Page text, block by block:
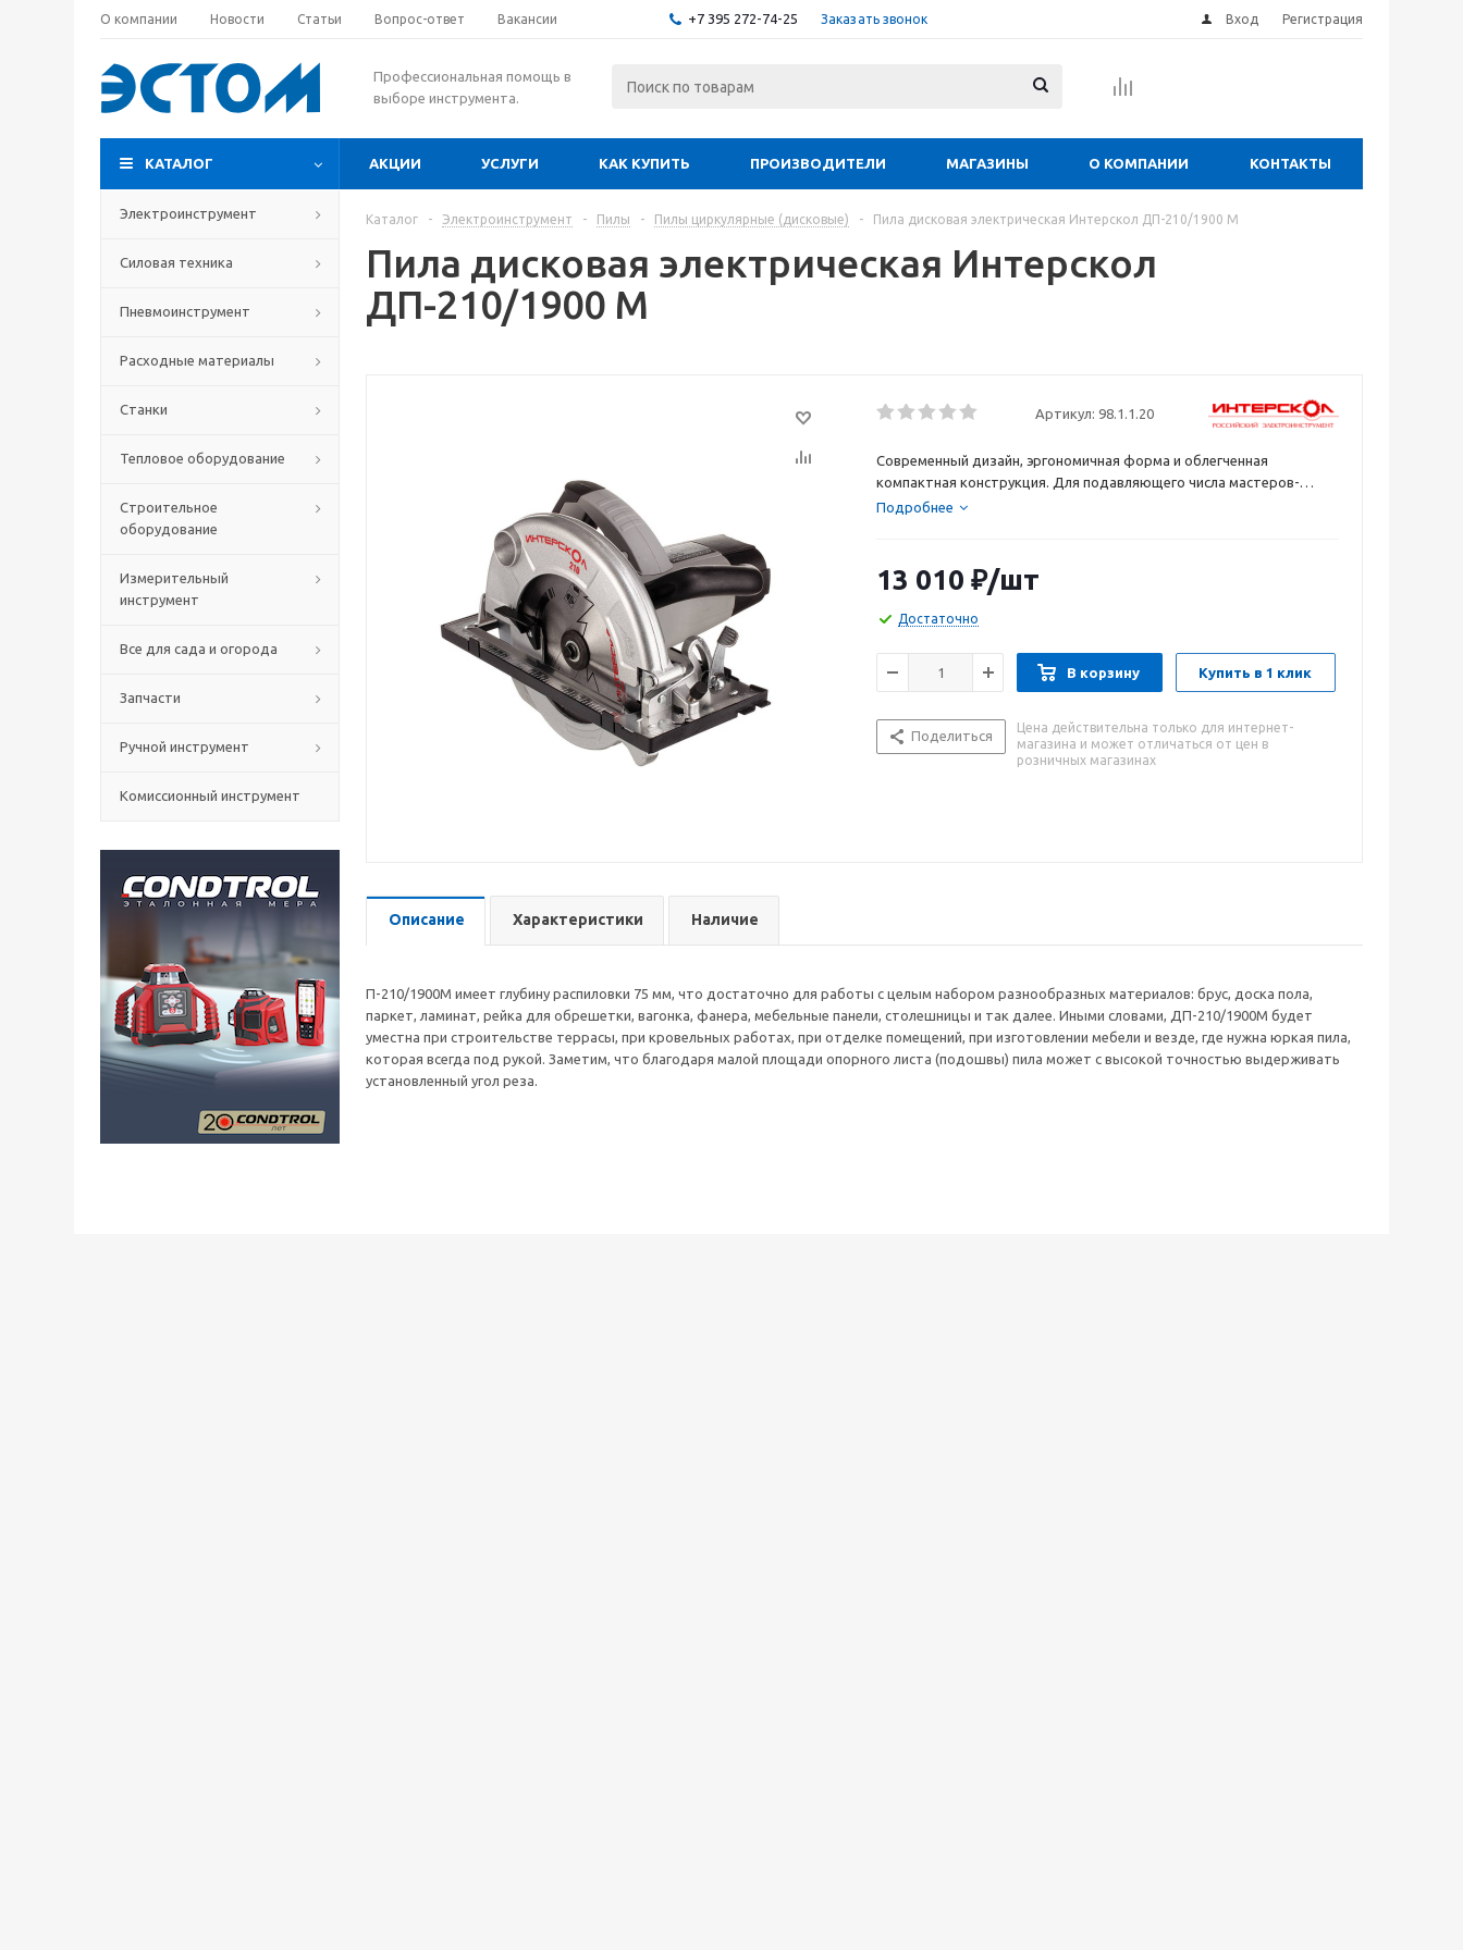
О компании Новости Статьи Вопрос-ответ Вакансии +7 395 272-74-25 Заказать звонок Вход Регистрация
Профессиональная помощь в
выборе инструмента.
КАТАЛОГ АКЦИИ УСЛУГИ КАК КУПИТЬ ПРОИЗВОДИТЕЛИ МАГАЗИНЫ О КОМПАНИИ КОНТАКТЫ
Электроинструмент
Силовая техника
Пневмоинструмент
Расходные материалы
Станки
Тепловое оборудование
Строительное
оборудование
Измерительный
инструмент
Все для сада и огорода
Запчасти
Ручной инструмент
Комиссионный инструмент
Каталог - Электроинструмент - Пилы - Пилы циркулярные (дисковые) - Пила дисковая электрическая Интерскол ДП-210/1900 М
Пила дисковая электрическая Интерскол
ДП-210/1900 М
Артикул: 98.1.1.20
Современный дизайн, эргономичная форма и облегченная
компактная конструкция. Для подавляющего числа мастеров-
любителей пила ДП-210/1900M может стать оптимальным
Подробнее
13 010 ₽/шт
Достаточно
В корзину Купить в 1 клик
Поделиться
Цена действительна только для интернет-
магазина и может отличаться от цен в
розничных магазинах
Описание Характеристики Наличие
П-210/1900M имеет глубину распиловки 75 мм, что достаточно для работы с целым набором разнообразных материалов: брус, доска пола,
паркет, ламинат, рейка для обрешетки, вагонка, фанера, мебельные панели, столешницы и так далее. Иными словами, ДП-210/1900M будет
уместна при строительстве террасы, при кровельных работах, при отделке помещений, при изготовлении мебели и везде, где нужна юркая пила,
которая всегда под рукой. Заметим, что благодаря малой площади опорного листа (подошвы) пила может с высокой точностью выдерживать
установленный угол реза.